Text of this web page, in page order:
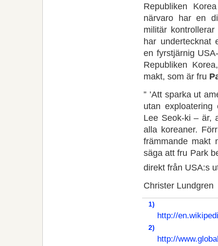
Republiken
närvaro har en
militär
har undertecknat
en fyrstjärnig
Republiken
makt, som är fru
” ’Att sparka ut
utan exploatering
Lee Seok-ki – är,
alla koreaner.
främmande makt
säga att fru Park
direkt från USA:s
Christer Lundgren
1)
http://
2)
http://